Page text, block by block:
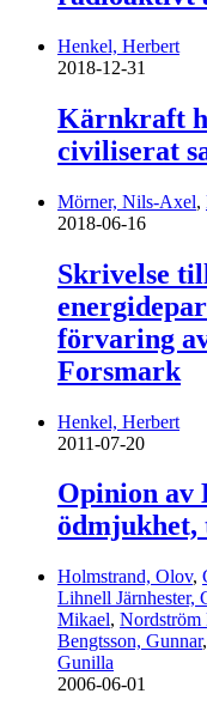
Henkel, Herbert
2018-12-31
Kärnkraft
civiliserat
Mörner, Nils-Axel,
2018-06-16
Skrivelse
förvaring
Forsmark
Henkel, Herbert
2011-07-20
Opinion av
ödmjukhet,
Holmstrand, Olov,
Lihnell Järnhester,
Mikael, Nordström
Bengtsson, Gunnar,
Gunilla
2006-06-01